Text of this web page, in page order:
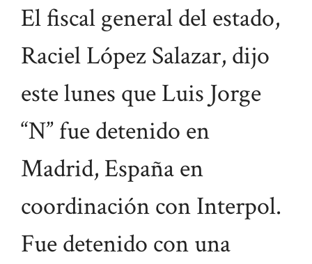
El fiscal general del estado,
Raciel López Salazar, dijo
este lunes que Luis Jorge
“N” fue detenido en
Madrid, España en
coordinación con Interpol.
Fue detenido con una